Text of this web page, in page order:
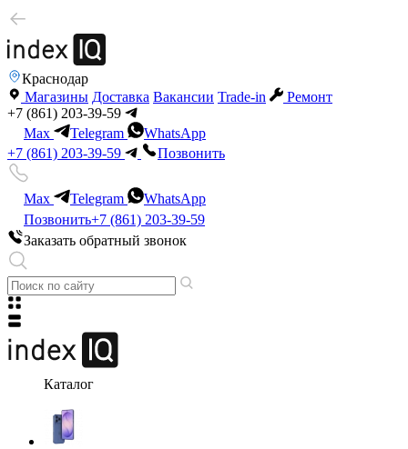
Краснодар
Магазины Доставка Вакансии Trade-in
Ремонт
+7 (861) 203-39-59
Max
Telegram
WhatsApp
+7 (861) 203-39-59
Позвонить
Max Telegram
WhatsApp
Позвонить+7 (861) 203-39-59
Заказать обратный звонок
Каталог